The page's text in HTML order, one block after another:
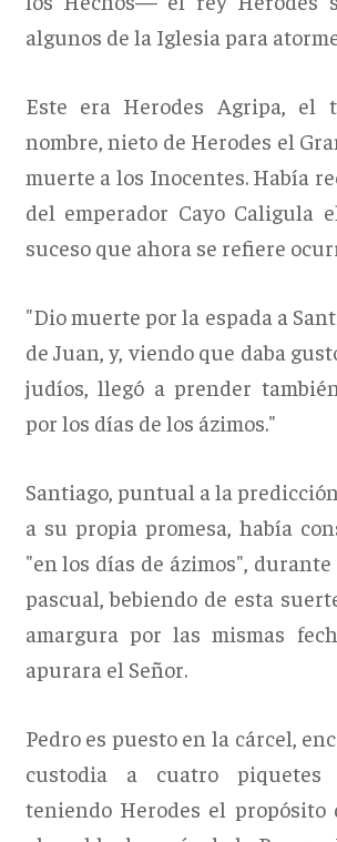
algunos de la Iglesia para
Este era Herodes Agripa, el
nombre, nieto de Herodes el
muerte a los Inocentes. Había
del emperador Cayo Caligula
suceso que ahora se refiere
"Dio muerte por la espada a
de Juan, y, viendo que daba
judíos, llegó a prender
por los días de los ázimos."
Santiago, puntual a la
a su propia promesa, había
"en los días de ázimos",
pascual, bebiendo de esta
amargura por las mismas
apurara el Señor.
Pedro es puesto en la cárcel,
custodia a cuatro piquetes
teniendo Herodes el propósito